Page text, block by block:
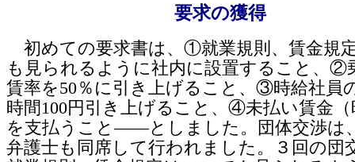
要求の獲得
初めての要求書は、①就業規則、賃金規
も見られるように社内に設置すること、②
賃率を50％に引き上げること、③時給社員
時間100円引き上げること、④未払い賃金（
を支払うこと――としました。団体交渉は
弁護士も同席して行われました。３回の団